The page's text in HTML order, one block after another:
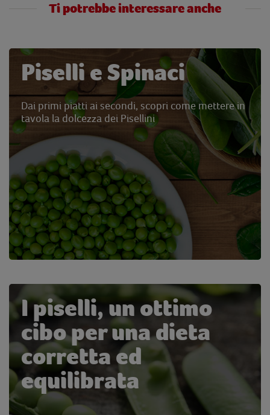
Ti potrebbe interessare anche
Piselli e Spinaci
Dai primi piatti ai secondi, scopri come mettere in
tavola la dolcezza dei Pisellini
I piselli, un ottimo
cibo per una dieta
corretta ed
equilibrata